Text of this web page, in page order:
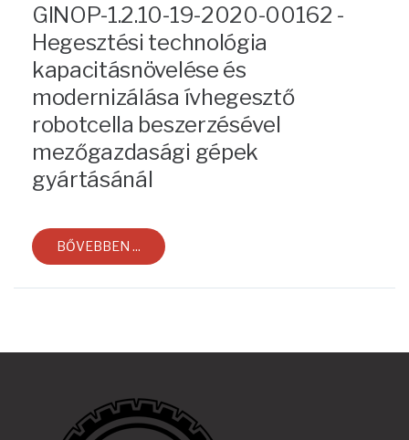
GINOP-1.2.10-19-2020-00162 -
Hegesztési technológia
kapacitásnövelése és
modernizálása ívhegesztő
robotcella beszerzésével
mezőgazdasági gépek
gyártásánál
BŐVEBBEN ...